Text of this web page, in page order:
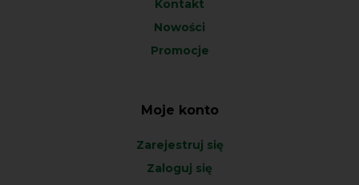
Kontakt
Nowości
Promocje
Moje konto
Zarejestruj się
Zaloguj się